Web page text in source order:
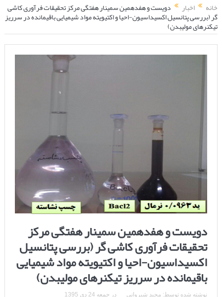
خانه اخبار دویست و هفدهمین سمینار هفتگی مرکز تحقیقات فرآوری کاشی
گر (بررسی پتانسیل اکسیداسیون-احیا و اکتیویته مواد شیمیایی باقیمانده در سرریز
تیکنرهای مولیبدن)
دویست و هفدهمین سمینار هفتگی مرکز
تحقیقات فرآوری کاشی گر (بررسی پتانسیل
اکسیداسیون-احیا و اکتیویته مواد شیمیایی
باقیمانده در سرریز تیکنرهای مولیبدن)
نوشته شده توسط: مجید شیروانی در جمعه 24 دی 1395